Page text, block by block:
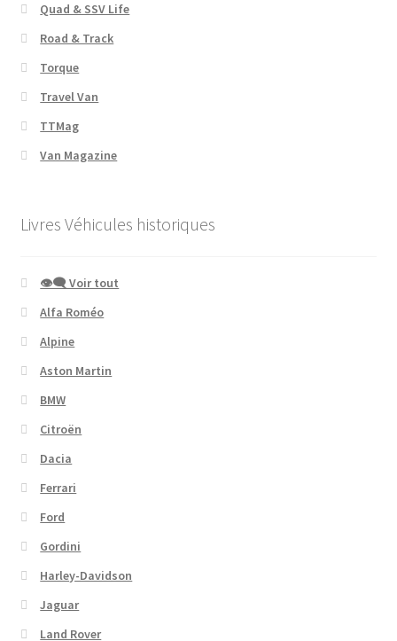
Quad & SSV Life
Road & Track
Torque
Travel Van
TTMag
Van Magazine
Livres Véhicules historiques
👁‍🗨 Voir tout
Alfa Roméo
Alpine
Aston Martin
BMW
Citroën
Dacia
Ferrari
Ford
Gordini
Harley-Davidson
Jaguar
Land Rover